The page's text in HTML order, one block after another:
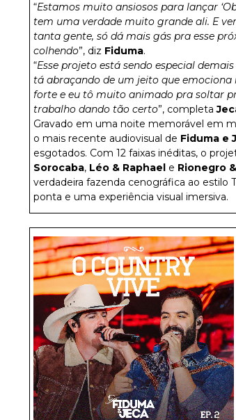
“Estamos muito ansiosos para lançar
tem uma verdade muito grande ali. E
tanta gente, só dá mais gás pra esse
colhendo”, diz Fiduma.
“Esse projeto está sendo especial
tá abraçando de um jeito que emociona
forte e eu tô muito animado pra soltar
trabalho dando tão certo”, completa
Gravado em uma noite memorável em
o mais recente audiovisual de Fiduma e
esgotados. Com 12 faixas inéditas, o
Sorocaba, Léo & Raphael e Rionegro
verdadeira fazenda cenográfica ao estilo
ponta e uma experiência visual imersiva.